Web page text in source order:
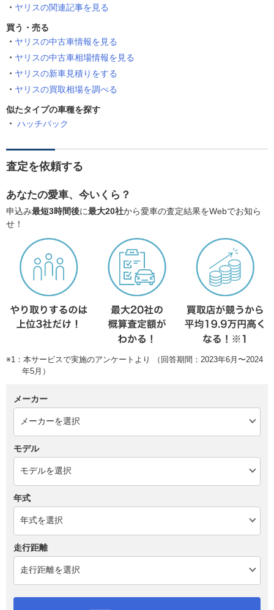
ヤリスの関連記事を見る
買う・売る
ヤリスの中古車情報を見る
ヤリスの中古車相場情報を見る
ヤリスの新車見積りをする
ヤリスの買取相場を調べる
似たタイプの車種を探す
ハッチバック
査定を依頼する
あなたの愛車、今いくら？
申込み最短3時間後に最大20社から愛車の査定結果をWebでお知ら
せ！
※1：本サービスで実施のアンケートより （回答期間：2023年6月〜2024
年5月）
メーカー
モデル
年式
走行距離